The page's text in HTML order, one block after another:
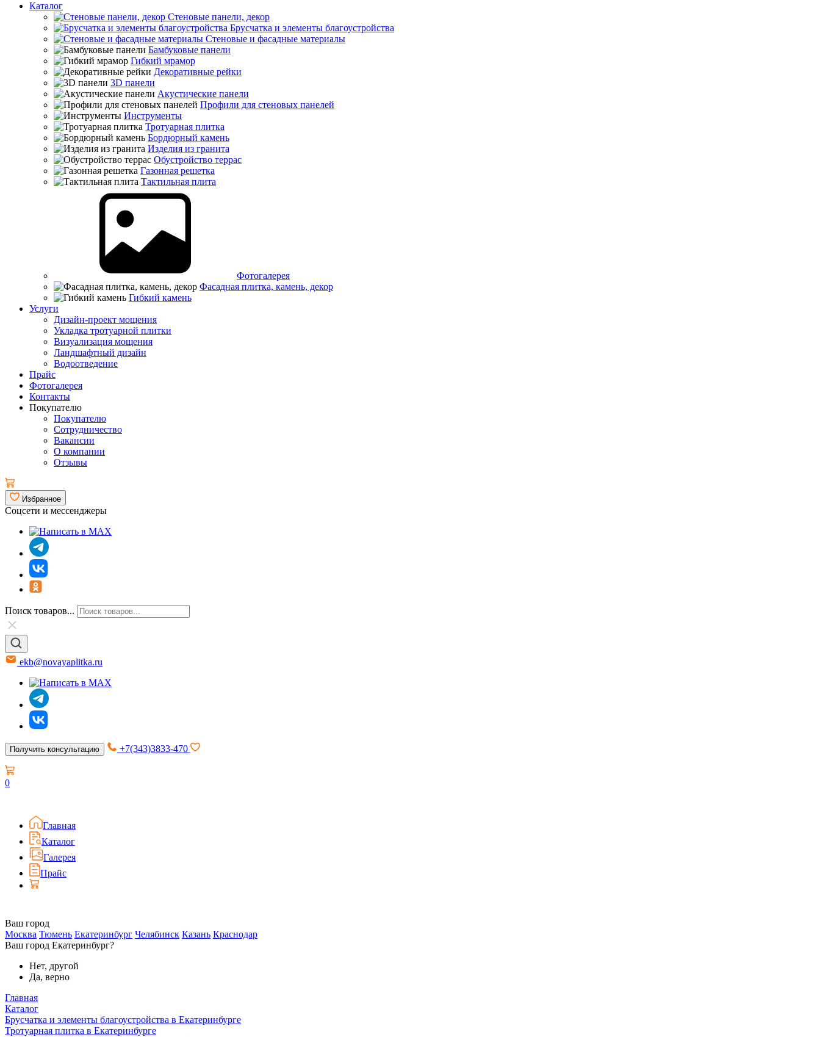
Каталог
Стеновые панели, декор
Брусчатка и элементы благоустройства
Стеновые и фасадные материалы
Бамбуковые панели
Гибкий мрамор
Декоративные рейки
3D панели
Акустические панели
Профили для стеновых панелей
Инструменты
Тротуарная плитка
Бордюрный камень
Изделия из гранита
Обустройство террас
Газонная решетка
Тактильная плита
Фотогалерея
Фасадная плитка, камень, декор
Гибкий камень
Услуги
Дизайн-проект мощения
Укладка тротуарной плитки
Визуализация мощения
Ландшафтный дизайн
Водоотведение
Прайс
Фотогалерея
Контакты
Покупателю
Покупателю
Сотрудничество
Вакансии
О компании
Отзывы
Избранное
Соцсети и мессенджеры
Поиск товаров...
ekb@novayaplitka.ru
Получить консультацию +7(343)3833-470
0
Главная
Каталог
Галерея
Прайс
Ваш город
Москва Тюмень Екатеринбург Челябинск Казань Краснодар
Ваш город Екатеринбург?
Нет, другой
Да, верно
Главная
Каталог
Брусчатка и элементы благоустройства в Екатеринбурге
Тротуарная плитка в Екатеринбурге